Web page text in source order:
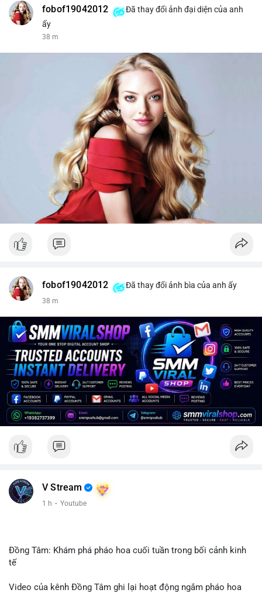
fobof19042012
Đã thay đổi ảnh đại diện của anh
ấy
38 m
fobof19042012 Đã thay đổi ảnh bìa của anh ấy
38 m
V Stream
1 h · Youtube
Đồng Tâm: Khám phá pháo hoa cuối tuần trong bối cảnh kinh
tế
Video của kênh Đồng Tâm ghi lại hoạt động ngắm pháo hoa